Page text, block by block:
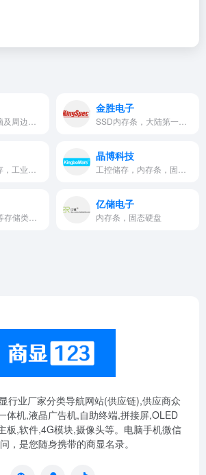
金胜电子
晶博科技
亿储电子
内存条，固态硬盘
行业厂家分类导航网站(供应链),供应商众
体机,液晶广告机,自助终端,拼接屏,OLED
板,软件,4G模块,摄像头等。电脑手机微信
，是您随身携带的商显名录。